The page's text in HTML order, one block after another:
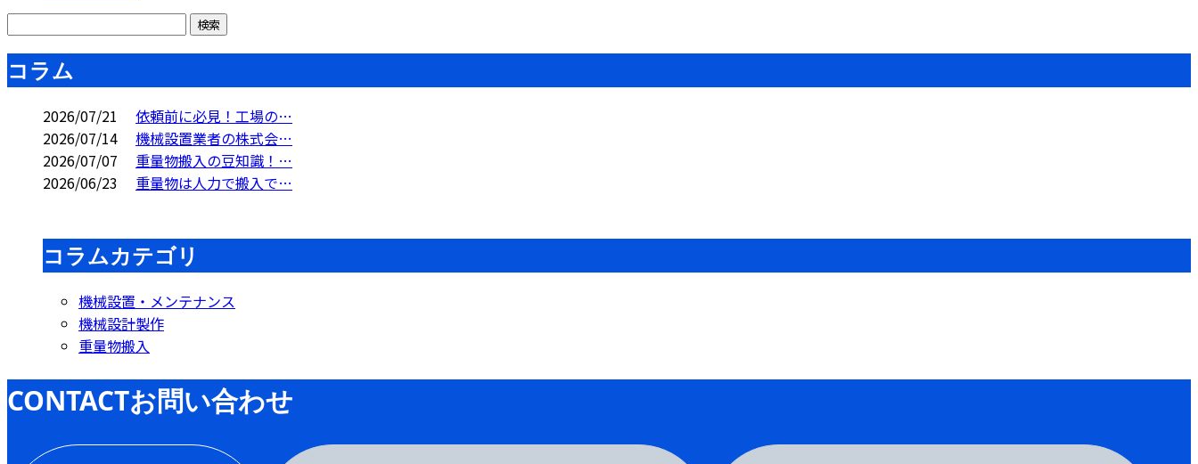
コラム
2026/07/21
依頼前に必見！工場の…
2026/07/14
機械設置業者の株式会…
2026/07/07
重量物搬入の豆知識！…
2026/06/23
重量物は人力で搬入で…
コラムカテゴリ
機械設置・メンテナンス
機械設計製作
重量物搬入
CONTACTお問い合わせ